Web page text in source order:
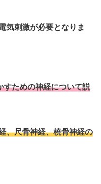
気刺激が必要となりま
ための神経について説
、尺骨神経、橈骨神経の